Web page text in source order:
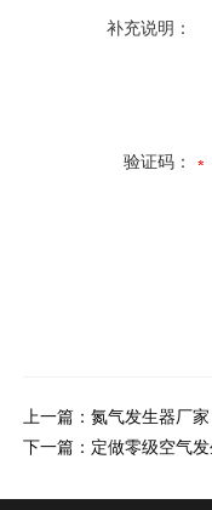
补充说明：
验证码：
上一篇： 氮气发生器厂家
下一篇： 定做零级空气